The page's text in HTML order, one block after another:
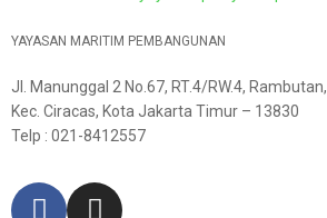
YAYASAN MARITIM PEMBANGUNAN
Jl. Manunggal 2 No.67, RT.4/RW.4, Rambutan,
Kec. Ciracas, Kota Jakarta Timur – 13830
Telp : 021-8412557